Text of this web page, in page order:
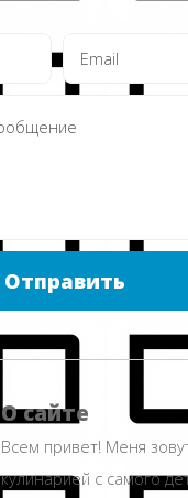
Отправить
О сайте
Всем привет! Меня
кулинарией с самого